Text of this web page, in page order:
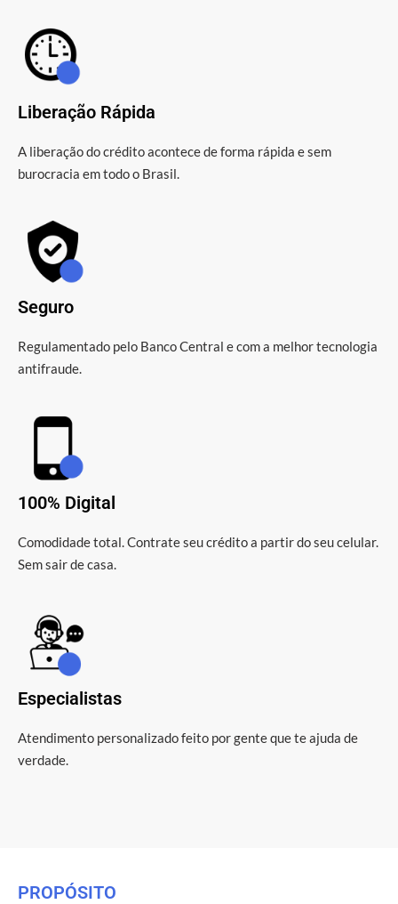
Liberação Rápida
A liberação do crédito acontece de forma rápida e sem
burocracia em todo o Brasil.
Seguro
Regulamentado pelo Banco Central e com a melhor tecnologia
antifraude.
100% Digital
Comodidade total. Contrate seu crédito a partir do seu celular.
Sem sair de casa.
Especialistas
Atendimento personalizado feito por gente que te ajuda de
verdade.
PROPÓSITO